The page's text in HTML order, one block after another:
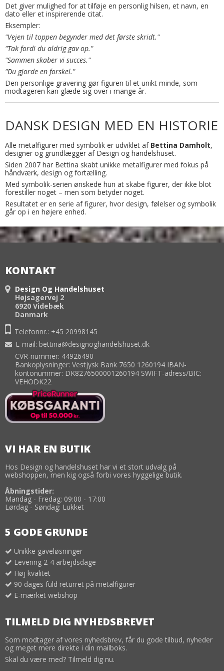
Det giver mulighed for at tilføje en personlig hilsen, et navn, en
dato eller et inspirerende citat.
Eksempler:
"Vejen til toppen begynder med det første skridt."
"Tak fordi du aldrig gav op."
"Sammen skaber vi succes."
"Du gjorde en forskel."
Den personlige gravering gør figuren til et unikt minde, som
modtageren kan glæde sig over i mange år.
DANSK DESIGN MED EN HISTORIE
Alle metalfigurer med symbolik er udviklet af Bettina Damholt,
designer og grundlægger af Design og handelshuset.
Siden 2007 har Bettina skabt unikke metalfigurer med fokus på
håndværk, design og fortælling.
Med symbolik-serien ønskede hun at skabe figurer, der ikke blot
forestiller noget – men som betyder noget.
Resultatet er en serie af figurer, hvor design, følelser og symbolik
går op i en højere enhed.
KONTAKT
Design Og Handelshuset
Højsagervej 2
6920 Videbæk
Danmark
Telefonnr.: +45 20998145
E-mail: bettina@designoghandelshuset.dk
CVR-nummer: 44926490
Bankoplysninger: Vestjysk Bank 7650 1260194 IBAN-
kontonummer: DK8276500001260194 SWIFT-adress/BIC:
VEHODK22
VI HAR EN BUTIK
Hos Design og handelshuset har vi et stort udvalg på
webshoppen, men kig også forbi vores hyggelige butik.
Åbningstider:
Mandag - Fredag: 09:00 - 17:00
Lørdag - Søndag: Lukket
5 GODE GRUNDE
Unikke gaveløsninger
Levering 2-4 arbejdsdage
Høj kvalitet
90 dages fuld returret på metalfigurer
E-mærket webshop
TILMELD DIG NYHEDSBREVET
Som modtager af vores nyhedsbrev, får du gode tilbud, nyheder
og meget mere direkte i din mailboks.
Skal du være med? Tilmeld dig nu.